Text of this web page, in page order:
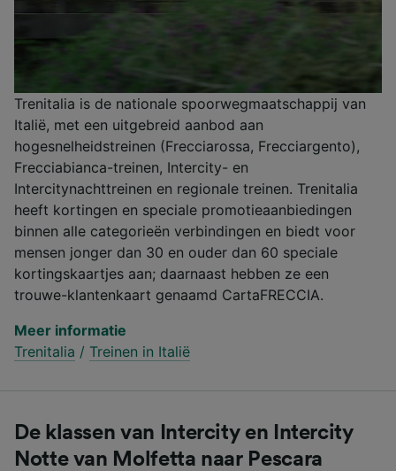
Trenitalia is de nationale spoorwegmaatschappij van
Italië, met een uitgebreid aanbod aan
hogesnelheidstreinen (Frecciarossa, Frecciargento),
Frecciabianca-treinen, Intercity- en
Intercitynachttreinen en regionale treinen. Trenitalia
heeft kortingen en speciale promotieaanbiedingen
binnen alle categorieën verbindingen en biedt voor
mensen jonger dan 30 en ouder dan 60 speciale
kortingskaartjes aan; daarnaast hebben ze een
trouwe-klantenkaart genaamd CartaFRECCIA.
Meer informatie
Trenitalia / Treinen in Italië
De klassen van Intercity en Intercity
Notte van Molfetta naar Pescara